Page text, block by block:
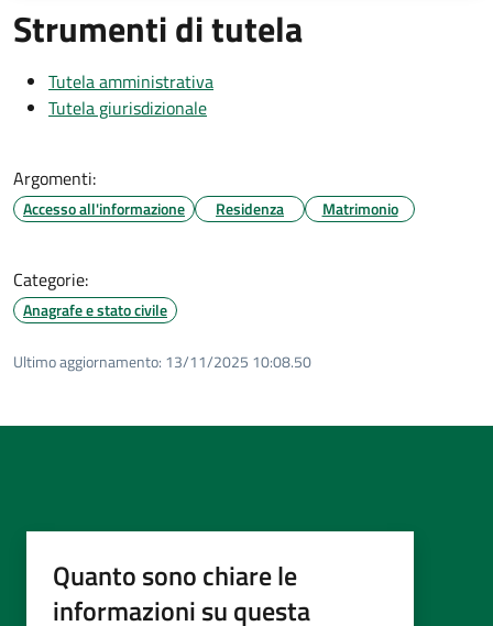
Strumenti di tutela
Tutela amministrativa
Tutela giurisdizionale
Argomenti:
Accesso all'informazione Residenza Matrimonio
Categorie:
Anagrafe e stato civile
Ultimo aggiornamento: 13/11/2025 10:08.50
Quanto sono chiare le
informazioni su questa